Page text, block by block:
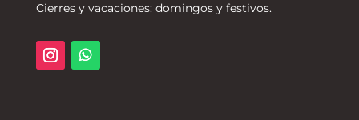
Cierres y vacaciones: domingos y festivos.